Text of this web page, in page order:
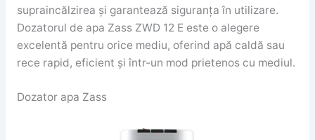
supraincălzirea și garantează siguranța în utilizare.
Dozatorul de apa Zass ZWD 12 E este o alegere
excelentă pentru orice mediu, oferind apă caldă sau
rece rapid, eficient și într-un mod prietenos cu mediul.
Dozator apa Zass